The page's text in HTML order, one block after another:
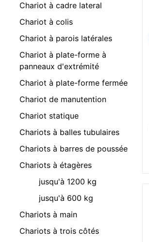
Chariot à cadre lateral
Chariot à colis
Chariot à parois latérales
Chariot à plate-forme à
panneaux d'extrémité
Chariot à plate-forme fermée
Chariot de manutention
Chariot statique
Chariots à balles tubulaires
Chariots à barres de poussée
Chariots à étagères
jusqu'à 1200 kg
jusqu'à 600 kg
Chariots à main
Chariots à trois côtés